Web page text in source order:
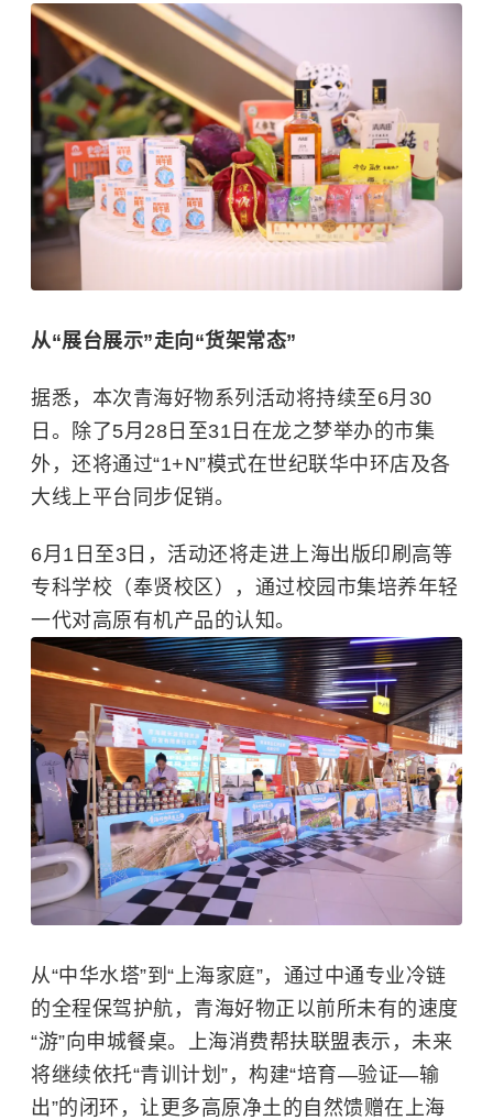
从“展台展示”走向“货架常态”
据悉，本次青海好物系列活动将持续至6月30
日。除了5月28日至31日在龙之梦举办的市集
外，还将通过“1+N”模式在世纪联华中环店及各
大线上平台同步促销。
6月1日至3日，活动还将走进上海出版印刷高等
专科学校（奉贤校区），通过校园市集培养年轻
一代对高原有机产品的认知。
从“中华水塔”到“上海家庭”，通过中通专业冷链
的全程保驾护航，青海好物正以前所未有的速度
“游”向申城餐桌。上海消费帮扶联盟表示，未来
将继续依托“青训计划”，构建“培育—验证—输
出”的闭环，让更多高原净土的自然馈赠在上海